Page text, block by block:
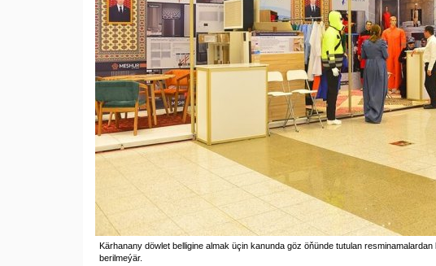
Kärhanany döwlet belligine almak üçin kanunda göz öňünde tutulan
berilmeýär.